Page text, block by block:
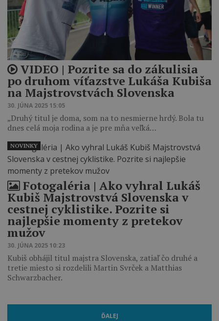
VIDEO ‎| Pozrite sa do zákulisia
po druhom víťazstve Lukáša Kubiša
na Majstrovstvách Slovenska
30. JÚNA 2025 15:05
„Druhý titul je doma, som na to nesmierne hrdý. Bola tu
dnes celá moja rodina a je pre mňa veľká…
Fotogaléria ‎| Ako vyhral Lukáš
Kubiš Majstrovstvá Slovenska v
cestnej cyklistike. Pozrite si
najlepšie momenty z pretekov
mužov
30. JÚNA 2025 10:23
Kubiš obhájil titul majstra Slovenska, zatiaľ čo druhé a
tretie miesto si rozdelili Martin Svrček a Matthias
Schwarzbacher.
NOVINKY
ĎALEJ